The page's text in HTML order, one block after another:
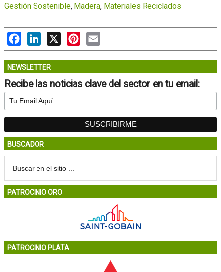
Gestión Sostenible, Madera, Materiales Reciclados
FacebookLinkedIn
X PinterestEmail
NEWSLETTER
Recibe las noticias clave del sector en tu email:
BUSCADOR
PATROCINIO ORO
PATROCINIO PLATA